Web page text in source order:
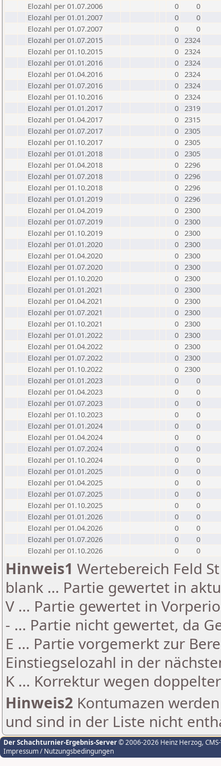
Elozahl per 01.07.2006
0
0
Elozahl per 01.01.2007
0
0
Elozahl per 01.07.2007
0
0
Elozahl per 01.07.2015
0 2324
Elozahl per 01.10.2015
0 2324
Elozahl per 01.01.2016
0 2324
Elozahl per 01.04.2016
0 2324
Elozahl per 01.07.2016
0 2324
Elozahl per 01.10.2016
0 2324
Elozahl per 01.01.2017
0 2319
Elozahl per 01.04.2017
0 2315
Elozahl per 01.07.2017
0 2305
Elozahl per 01.10.2017
0 2305
Elozahl per 01.01.2018
0 2305
Elozahl per 01.04.2018
0 2296
Elozahl per 01.07.2018
0 2296
Elozahl per 01.10.2018
0 2296
Elozahl per 01.01.2019
0 2296
Elozahl per 01.04.2019
0 2300
Elozahl per 01.07.2019
0 2300
Elozahl per 01.10.2019
0 2300
Elozahl per 01.01.2020
0 2300
Elozahl per 01.04.2020
0 2300
Elozahl per 01.07.2020
0 2300
Elozahl per 01.10.2020
0 2300
Elozahl per 01.01.2021
0 2300
Elozahl per 01.04.2021
0 2300
Elozahl per 01.07.2021
0 2300
Elozahl per 01.10.2021
0 2300
Elozahl per 01.01.2022
0 2300
Elozahl per 01.04.2022
0 2300
Elozahl per 01.07.2022
0 2300
Elozahl per 01.10.2022
0 2300
Elozahl per 01.01.2023
0
0
Elozahl per 01.04.2023
0
0
Elozahl per 01.07.2023
0
0
Elozahl per 01.10.2023
0
0
Elozahl per 01.01.2024
0
0
Elozahl per 01.04.2024
0
0
Elozahl per 01.07.2024
0
0
Elozahl per 01.10.2024
0
0
Elozahl per 01.01.2025
0
0
Elozahl per 01.04.2025
0
0
Elozahl per 01.07.2025
0
0
Elozahl per 01.10.2025
0
0
Elozahl per 01.01.2026
0
0
Elozahl per 01.04.2026
0
0
Elozahl per 01.07.2026
0
0
Elozahl per 01.10.2026
0 0
Hinweis1 Wertebereich Feld
blank ... Partie gewertet in
V ... Partie gewertet in
- ... Partie nicht gewertet, da
E ... Partie vorgemerkt zur
Einstiegselozahl in der
K ... Korrektur wegen
Hinweis2 Kontumazen
und sind in der Liste nicht
Der Schachturnier-Ergebnis-Server© 2006-2026 Heinz Herzog,
Impressum / Nutzungsbedingungen